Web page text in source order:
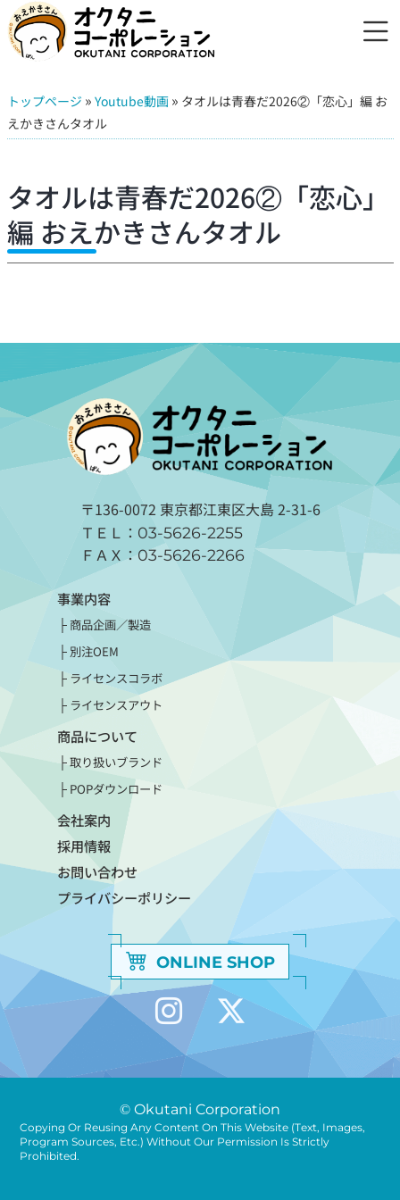
トップページ » Youtube動画 » タオルは青春だ2026②「恋心」編 お
えかきさんタオル
タオルは青春だ2026②「恋心」
編 おえかきさんタオル
〒136-0072 東京都江東区大島 2-31-6
ＴＥＬ： 03-5626-2255
ＦＡＸ： 03-5626-2266
事業内容
商品企画／製造
別注OEM
ライセンスコラボ
ライセンスアウト
商品について
取り扱いブランド
POPダウンロード
会社案内
採用情報
お問い合わせ
プライバシーポリシー
ONLINE SHOP
© Okutani Corporation
Copying Or Reusing Any Content On This Website (text, Images,
Program Sources, Etc.) Without Our Permission Is Strictly
Prohibited.